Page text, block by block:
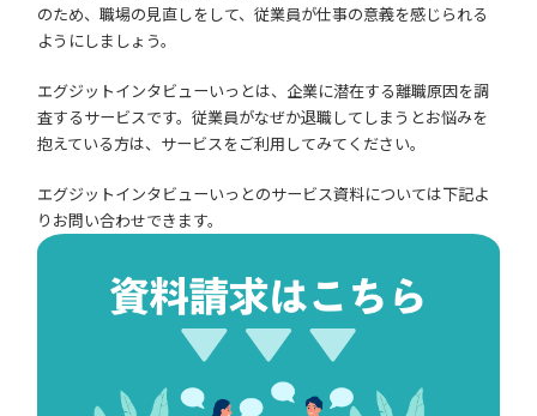
のため、職場の見直しをして、従業員が仕事の意義を感じられる
ようにしましょう。
エグジットインタビューいっとは、企業に潜在する離職原因を調
査するサービスです。従業員がなぜか退職してしまうとお悩みを
抱えている方は、サービスをご利用してみてください。
エグジットインタビューいっとのサービス資料については下記よ
りお問い合わせできます。